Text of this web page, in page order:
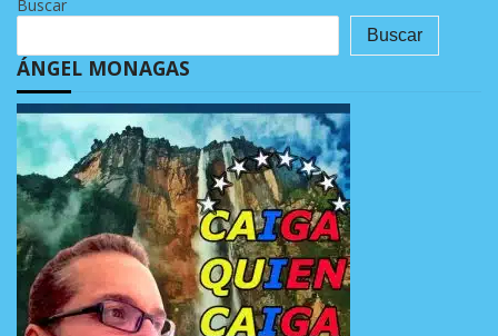
Buscar
Buscar
ÁNGEL MONAGAS